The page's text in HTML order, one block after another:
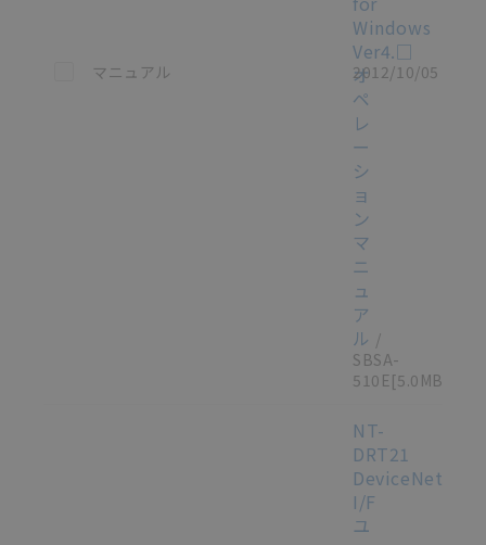
この資料を選択
マニュアル
Windows
Ver4.□
オ
ペ
レ
ー
シ
ョ
ン
マ
ニ
ュ
ア
ル /
SBSA-
510E [5.0MB]
2012/10/05
NT-
DRT21
DeviceNet（
I/F
ユ